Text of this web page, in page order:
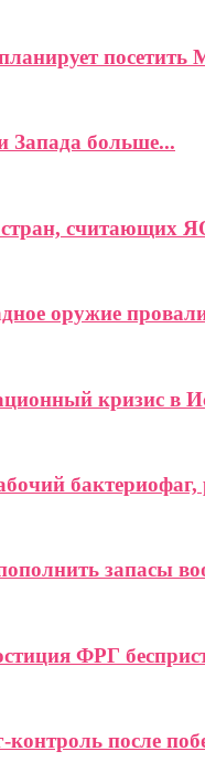
посетить
больше...
стран, считающих
оружие
кризис в
запасы
ФРГ
после